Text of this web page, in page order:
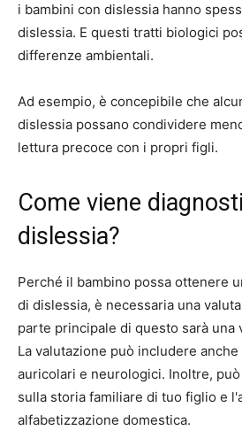
i bambini con dislessia hanno
dislessia. E questi tratti biologici
differenze ambientali.
Ad esempio, è concepibile che
dislessia possano condividere
lettura precoce con i propri figli.
Come viene
dislessia?
Perché il bambino possa ottenere
di dislessia, è necessaria una
parte principale di questo sarà una
La valutazione può includere
auricolari e neurologici. Inoltre,
sulla storia familiare di tuo figlio e
alfabetizzazione domestica.